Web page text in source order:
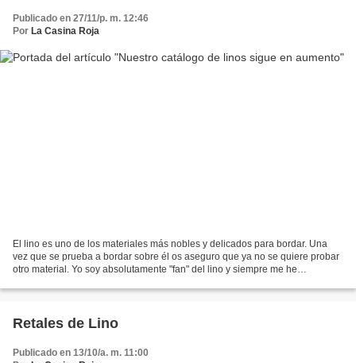
Publicado en 27/11/p. m. 12:46
Por La Casina Roja
El lino es uno de los materiales más nobles y delicados para bordar. Una
vez que se prueba a bordar sobre él os aseguro que ya no se quiere probar
otro material. Yo soy absolutamente "fan" del lino y siempre me he
Retales de Lino
Publicado en 13/10/a. m. 11:00